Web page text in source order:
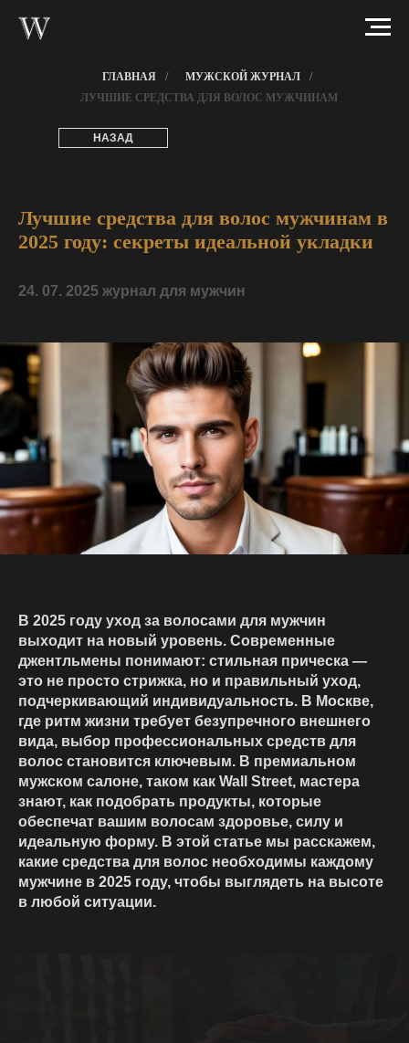
ГЛАВНАЯ / МУЖСКОЙ ЖУРНАЛ
/
ЛУЧШИЕ СРЕДСТВА ДЛЯ ВОЛОС МУЖЧИНАМ
НАЗАД
Лучшие средства для волос мужчинам в
2025 году: секреты идеальной укладки
24. 07. 2025 журнал для мужчин
В 2025 году уход за волосами для мужчин
выходит на новый уровень. Современные
джентльмены понимают: стильная прическа —
это не просто стрижка, но и правильный уход,
подчеркивающий индивидуальность. В Москве,
где ритм жизни требует безупречного внешнего
вида, выбор профессиональных средств для
волос становится ключевым. В премиальном
мужском салоне, таком как Wall Street, мастера
знают, как подобрать продукты, которые
обеспечат вашим волосам здоровье, силу и
идеальную форму. В этой статье мы расскажем,
какие средства для волос необходимы каждому
мужчине в 2025 году, чтобы выглядеть на высоте
в любой ситуации.